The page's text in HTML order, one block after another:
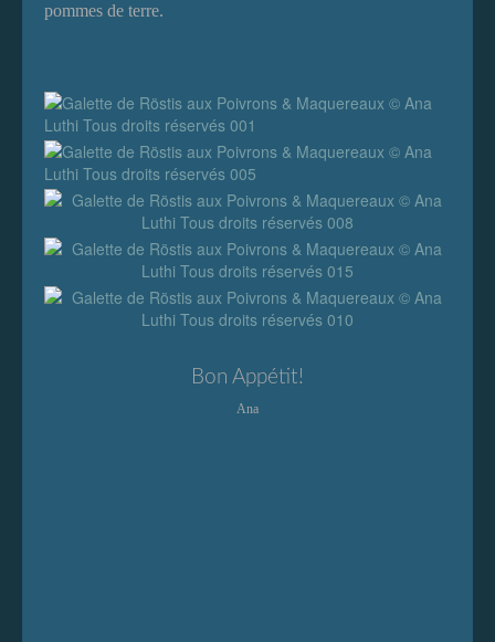
pommes de terre.
Bon Appétit!
Ana